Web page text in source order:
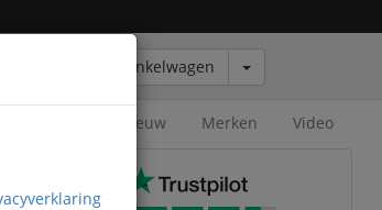
Winkelwagen
Nieuw Merken Video